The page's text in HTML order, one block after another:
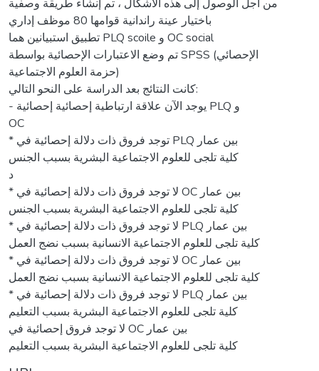
من أجل الوصول إلى هذه الأشكال ، تم إنشاء طريقة وصفية
باختيار عينة راندانية قوامها 80 موظف إداري
تطبيق استبيانين هما PLQ scoile و OC social
تم وضع الاعتبارات الإحصائية بواسطة SPSS (الإحصائي
حزمة العلوم الاجتماعية)
كانت النتائج بعد الدراسة على النحو التالي:
- يوجد الآن علاقة ارتباطية إحصائية إحصائية PLQ و
OC
* توجد فروق ذات دلالة إحصائية في PLQ بين عمار
كلية تلجى للعلوم الاجتماعية البشرية بسبب الجنس
د
* لا توجد فروق ذات دلالة إحصائية في OC بين عمار
كلية تلجى للعلوم الاجتماعية البشرية بسبب الجنس
* لا توجد فروق ذات دلالة إحصائية في PLQ بين عمار
كلية تلجى للعلوم الاجتماعية الانسانية بسبب نضج العمل
* لا توجد فروق ذات دلالة إحصائية في OC بين عمار
كلية تلجى للعلوم الاجتماعية الانسانية بسبب نضج العمل
* لا توجد فروق ذات دلالة إحصائية في PLQ بين عمار
كلية تلجى للعلوم الاجتماعية البشرية بسبب التعليم
لا توجد فروق إحصائية في OC بين عمار
كلية تلجى للعلوم الاجتماعية البشرية بسبب التعليم